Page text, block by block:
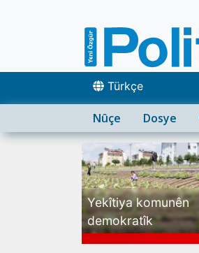
Türkçe
Nûçe Dosye
Yekîtiya komunên
demokratîk